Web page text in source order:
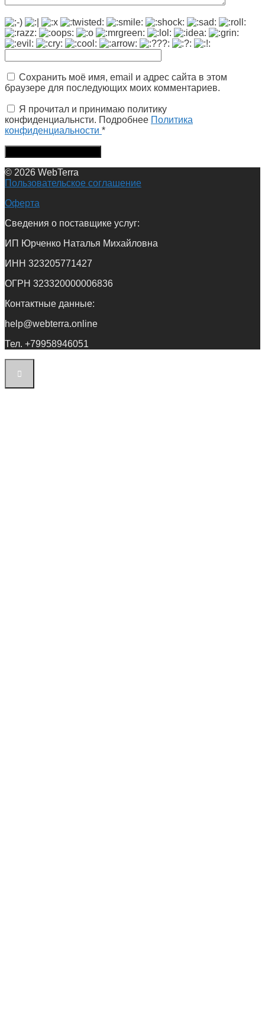
Сохранить моё имя, email и адрес сайта в этом
браузере для последующих моих комментариев.
Я прочитал и принимаю политику
конфиденциальнсти. Подробнее Политика
конфиденциальности *
© 2026 WebTerra
Пользовательское соглашение
Оферта
Сведения о поставщике услуг:
ИП Юрченко Наталья Михайловна
ИНН 323205771427
ОГРН 323320000006836
Контактные данные:
help@webterra.online
Тел. +79958946051